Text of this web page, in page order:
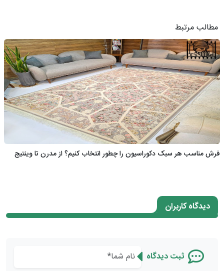
مطالب مرتبط
فرش مناسب هر سبک دکوراسیون را چطور انتخاب کنیم؟ از مدرن تا وینتیج
دیدگاه کاربران
ثبت دیدگاه